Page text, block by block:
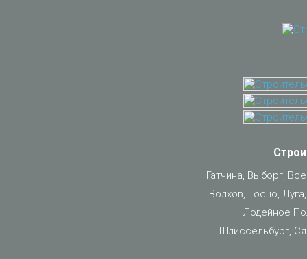
Гатчина, Выборг,
Волхов, Тосно,
Лодейное
Шлиссельбург,